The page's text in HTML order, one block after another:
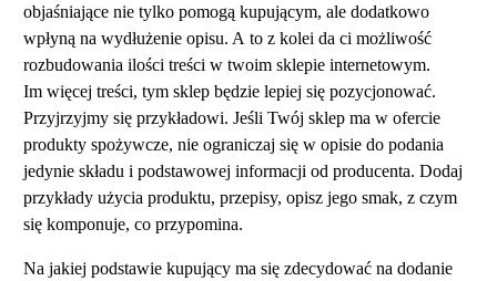
objaśniające nie tylko pomogą kupującym, ale dodatkowo
wpłyną na wydłużenie opisu. A to z kolei da ci możliwość
rozbudowania ilości treści w twoim sklepie internetowym.
Im więcej treści, tym sklep będzie lepiej się pozycjonować.
Przyjrzyjmy się przykładowi. Jeśli Twój sklep ma w ofercie
produkty spożywcze, nie ograniczaj się w opisie do podania
jedynie składu i podstawowej informacji od producenta. Dodaj
przykłady użycia produktu, przepisy, opisz jego smak, z czym
się komponuje, co przypomina.
Na jakiej podstawie kupujący ma się zdecydować na dodanie